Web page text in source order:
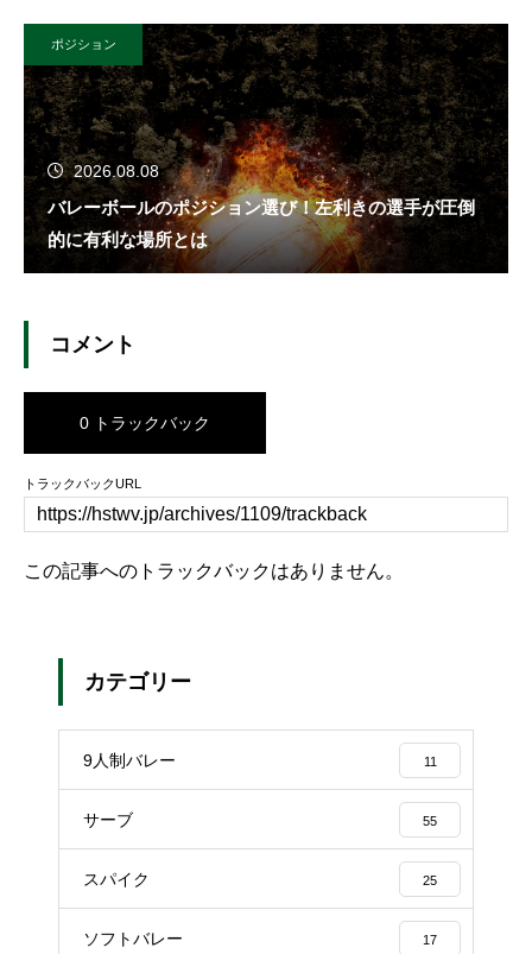
ポジション
2026.08.08
バレーボールのポジション選び！左利きの選手が圧倒
的に有利な場所とは
コメント
0 トラックバック
トラックバックURL
この記事へのトラックバックはありません。
カテゴリー
9人制バレー 11
サーブ 55
スパイク 25
ソフトバレー 17